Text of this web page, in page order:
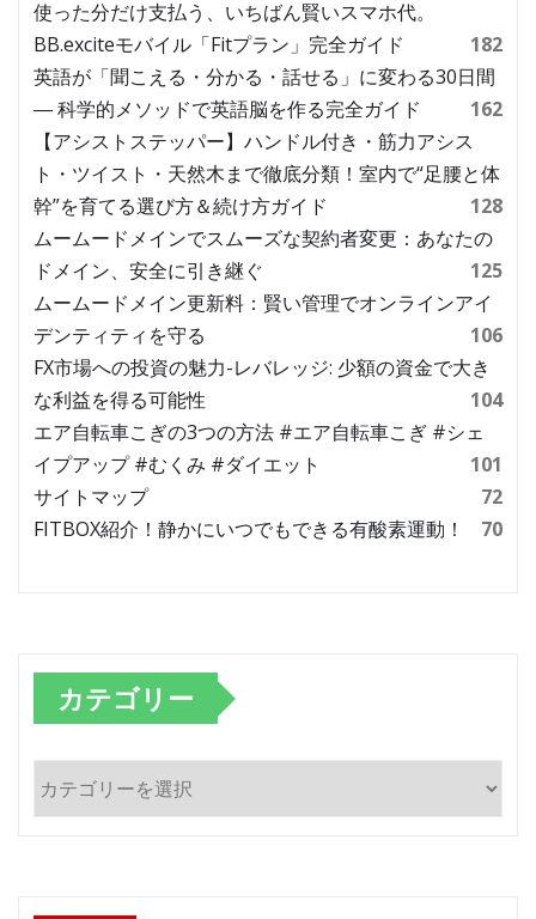
使った分だけ支払う、いちばん賢いスマホ代。
BB.exciteモバイル「Fitプラン」完全ガイド
182
英語が「聞こえる・分かる・話せる」に変わる30日間
― 科学的メソッドで英語脳を作る完全ガイド
162
【アシストステッパー】ハンドル付き・筋力アシス
ト・ツイスト・天然木まで徹底分類！室内で“足腰と体
幹”を育てる選び方＆続け方ガイド
128
ムームードメインでスムーズな契約者変更：あなたの
ドメイン、安全に引き継ぐ
125
ムームードメイン更新料：賢い管理でオンラインアイ
デンティティを守る
106
FX市場への投資の魅力-レバレッジ: 少額の資金で大き
な利益を得る可能性
104
エア自転車こぎの3つの方法 #エア自転車こぎ #シェ
イプアップ #むくみ #ダイエット
101
サイトマップ
72
FITBOX紹介！静かにいつでもできる有酸素運動！
70
カテゴリー
テ